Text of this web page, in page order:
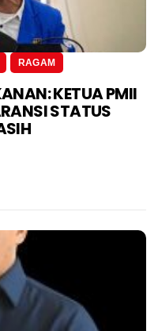
RAGAM
KETUA PMII
STATUS